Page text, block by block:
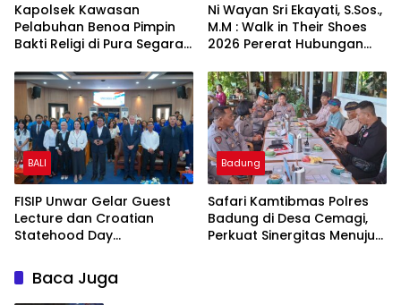
Kapolsek Kawasan
Pelabuhan Benoa Pimpin
Bakti Religi di Pura Segara,
Kebersamaan dengan
Masyarakat
Ni Wayan Sri Ekayati, S.Sos.,
M.M : Walk in Their Shoes
2026 Pererat Hubungan
BALI
FISIP Unwar Gelar Guest
Lecture dan Croatian
Statehood Day
University of Zagreb
Badung
Safari Kamtibmas Polres
Badung di Desa Cemagi,
Perkuat Sinergitas Menuju
Baca Juga